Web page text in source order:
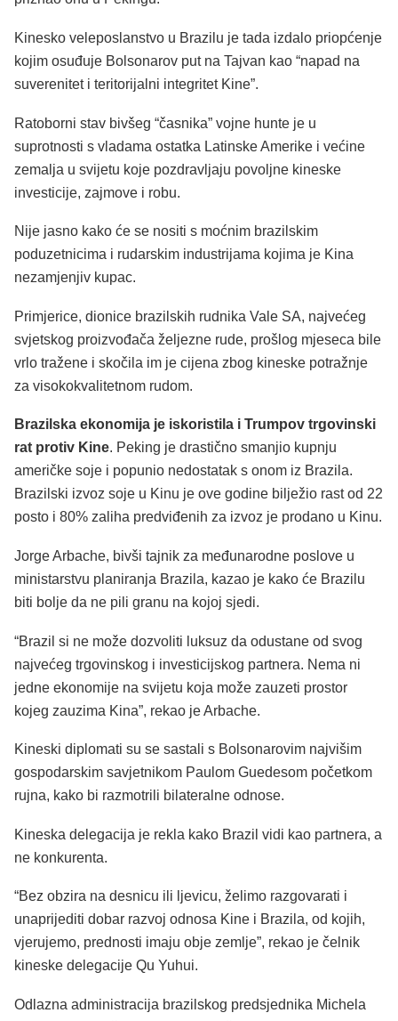
Kinesko veleposlanstvo u Brazilu je tada izdalo priopćenje
kojim osuđuje Bolsonarov put na Tajvan kao “napad na
suverenitet i teritorijalni integritet Kine”.
Ratoborni stav bivšeg “časnika” vojne hunte je u
suprotnosti s vladama ostatka Latinske Amerike i većine
zemalja u svijetu koje pozdravljaju povoljne kineske
investicije, zajmove i robu.
Nije jasno kako će se nositi s moćnim brazilskim
poduzetnicima i rudarskim industrijama kojima je Kina
nezamjenjiv kupac.
Primjerice, dionice brazilskih rudnika Vale SA, najvećeg
svjetskog proizvođača željezne rude, prošlog mjeseca bile
vrlo tražene i skočila im je cijena zbog kineske potražnje
za visokokvalitetnom rudom.
Brazilska ekonomija je iskoristila i Trumpov trgovinski
rat protiv Kine. Peking je drastično smanjio kupnju
američke soje i popunio nedostatak s onom iz Brazila.
Brazilski izvoz soje u Kinu je ove godine bilježio rast od 22
posto i 80% zaliha predviđenih za izvoz je prodano u Kinu.
Jorge Arbache, bivši tajnik za međunarodne poslove u
ministarstvu planiranja Brazila, kazao je kako će Brazilu
biti bolje da ne pili granu na kojoj sjedi.
“Brazil si ne može dozvoliti luksuz da odustane od svog
najvećeg trgovinskog i investicijskog partnera. Nema ni
jedne ekonomije na svijetu koja može zauzeti prostor
kojeg zauzima Kina”, rekao je Arbache.
Kineski diplomati su se sastali s Bolsonarovim najvišim
gospodarskim savjetnikom Paulom Guedesom početkom
rujna, kako bi razmotrili bilateralne odnose.
Kineska delegacija je rekla kako Brazil vidi kao partnera, a
ne konkurenta.
“Bez obzira na desnicu ili ljevicu, želimo razgovarati i
unaprijediti dobar razvoj odnosa Kine i Brazila, od kojih,
vjerujemo, prednosti imaju obje zemlje”, rekao je čelnik
kineske delegacije Qu Yuhui.
Odlazna administracija brazilskog predsjednika Michela